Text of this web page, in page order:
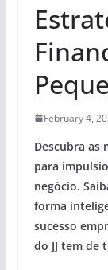
February 4,
Descubra as
para
negócio.
forma
sucesso
do JJ tem de